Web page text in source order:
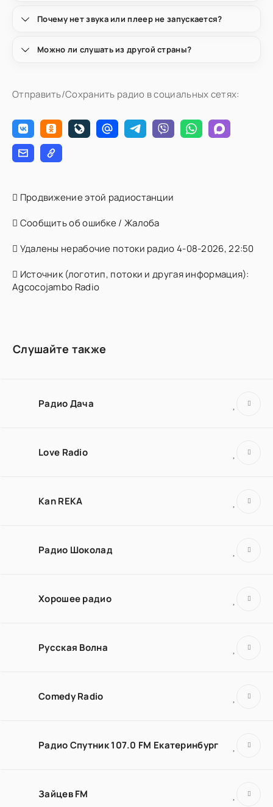
Почему нет звука или плеер не запускается?
Можно ли слушать из другой страны?
Отправить/Сохранить радио в социальных сетях:
Продвижение этой радиостанции
Сообщить об ошибке / Жалоба
Удалены нерабочие потоки радио 4-08-2026, 22:50
Источник (логотип, потоки и другая информация):
Agcocojambo Radio
Слушайте также
Радио Дача
Love Radio
Kan REKA
Радио Шоколад
Хорошее радио
Русская Волна
Comedy Radio
Радио Спутник 107.0 FM Екатеринбург
Зайцев FM